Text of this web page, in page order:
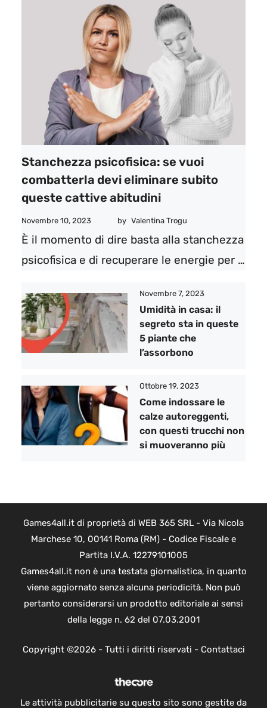
Stanchezza psicofisica: se vuoi
combatterla devi eliminare subito
queste cattive abitudini
Novembre 10, 2023 by Valentina Trogu
È il momento di dire basta alla stanchezza
psicofisica e di recuperare le energie per …
Novembre 7, 2023
Umidità in casa: il
segreto sta in queste
5 piante che
l’assorbono
Ottobre 19, 2023
Come indossare le
calze autoreggenti,
con questi trucchi non
si muoveranno più
Games4all.it di proprietà di WEB 365 SRL - Via Nicola
Marchese 10, 00141 Roma (RM) - Codice Fiscale e
Partita I.V.A. 12279101005
Games4all.it non è una testata giornalistica, in quanto
viene aggiornato senza alcuna periodicità. Non può
pertanto considerarsi un prodotto editoriale ai sensi
della legge n. 62 del 07.03.2001
Copyright ©2026 - Tutti i diritti riservati - Contattaci
Le attività pubblicitarie su questo sito sono gestite da